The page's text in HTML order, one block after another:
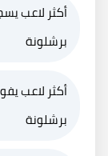
برشلونة
برشلونة